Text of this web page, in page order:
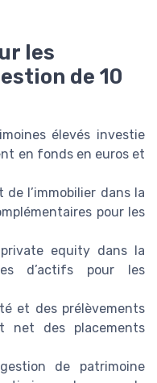
les
de 10
élevés investie
en fonds en euros et
de l’immobilier dans la
pour les
equity dans la
d’actifs pour les
et des prélèvements
net des placements
de patrimoine